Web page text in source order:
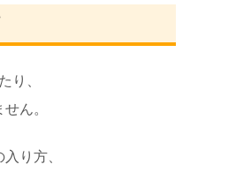
り、
ん。
り方、